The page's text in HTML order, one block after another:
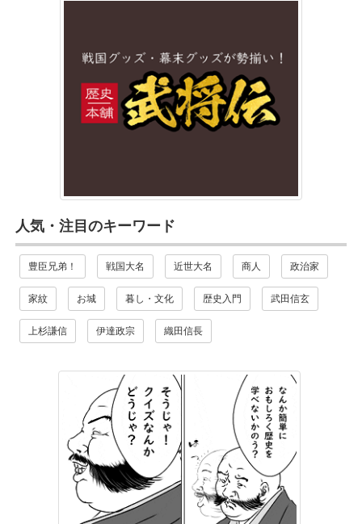
人気・注目のキーワード
豊臣兄弟！ 戦国大名 近世大名 商人 政治家
家紋 お城 暮し・文化 歴史入門 武田信玄
上杉謙信 伊達政宗 織田信長